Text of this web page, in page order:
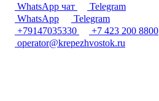
WhatsApp чат
Telegram
WhatsApp
Telegram
+79147035330
+7 423 200 8800
operator@krepezhvostok.ru